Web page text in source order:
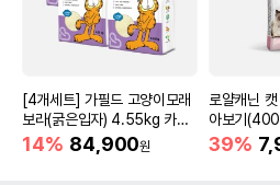
[4개세트] 가필드 고양이모래
보라(굵은입자) 4.55kg 카사
바모래
14% 84,900원
로얄캐닌
아보기
39%